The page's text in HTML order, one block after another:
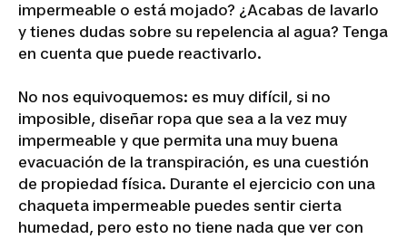
impermeable o está mojado? ¿Acabas de lavarlo
y tienes dudas sobre su repelencia al agua? Tenga
en cuenta que puede reactivarlo.
No nos equivoquemos: es muy difícil, si no
imposible, diseñar ropa que sea a la vez muy
impermeable y que permita una muy buena
evacuación de la transpiración, es una cuestión
de propiedad física. Durante el ejercicio con una
chaqueta impermeable puedes sentir cierta
humedad, pero esto no tiene nada que ver con